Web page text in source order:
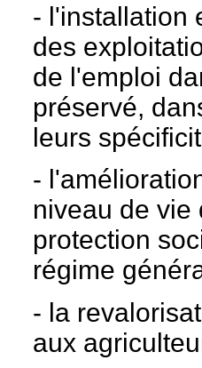
- l'installation
des
de l'emploi
préservé,
leurs
-
niveau de vie
protection
régime
- la
aux